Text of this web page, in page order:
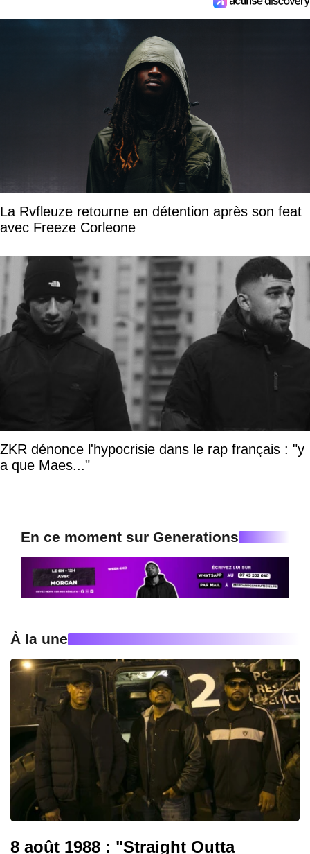
La Rvfleuze retourne en détention après son feat
avec Freeze Corleone
ZKR dénonce l'hypocrisie dans le rap français : "y
a que Maes..."
En ce moment sur Generations
À la une
8 août 1988 : "Straight Outta